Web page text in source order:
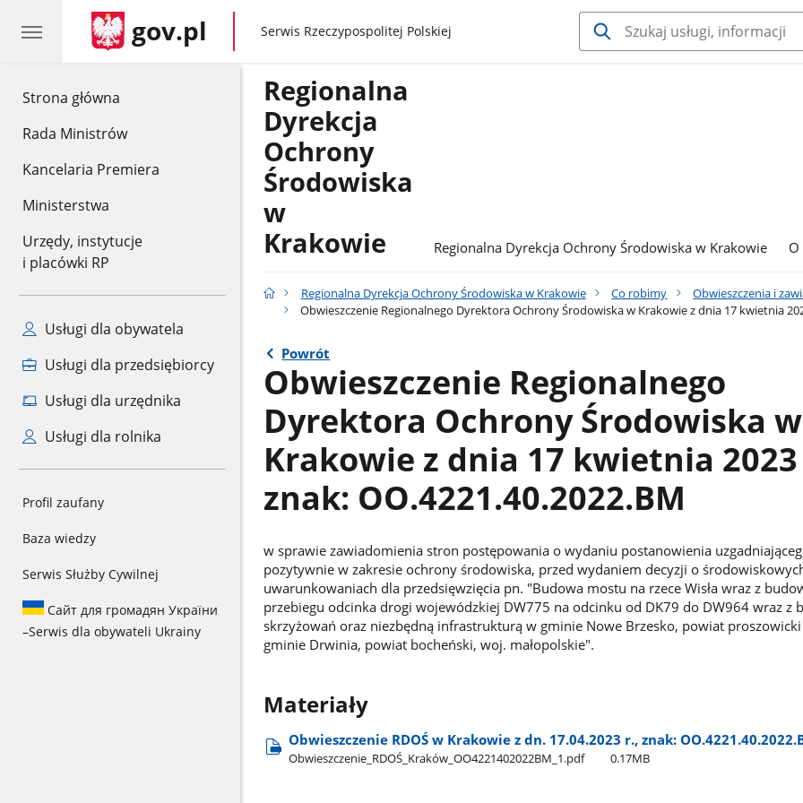
Strona główna
Rada Ministrów
Kancelaria Premiera
Ministerstwa
Urzędy, instytucje
i placówki RP
Usługi dla obywatela
Usługi dla przedsiębiorcy
Usługi dla urzędnika
Usługi dla rolnika
Profil zaufany
Baza wiedzy
Serwis Służby Cywilnej
Сайт для громадян України
–Serwis dla obywateli Ukrainy
gov.pl gov.pl
Serwis Rzeczypospolitej Polskiej
Regionalna
Dyrekcja
Ochrony
Środowiska
w
Krakowie
Regionalna Dyrekcja Ochrony Środowiska w Krakowie O
Regionalna Dyrekcja Ochrony Środowiska w Krakowie Co robimy
Obwieszczenia i
Obwieszczenie Regionalnego Dyrektora Ochrony Środowiska w Krakowie z dnia 17 kwietnia
Powrót
Obwieszczenie Regionalnego
Dyrektora Ochrony Środowiska w
Krakowie z dnia 17 kwietnia
znak: OO.4221.40.2022.BM
w sprawie zawiadomienia stron postępowania o wydaniu postanowienia
pozytywnie w zakresie ochrony środowiska, przed wydaniem decyzji o
uwarunkowaniach dla przedsięwzięcia pn. "Budowa mostu na rzece Wisła wraz z
przebiegu odcinka drogi wojewódzkiej DW775 na odcinku od DK79 do DW964 wraz z
skrzyżowań oraz niezbędną infrastrukturą w gminie Nowe Brzesko, powiat
gminie Drwinia, powiat bocheński, woj. małopolskie".
Materiały
Obwieszczenie RDOŚ w Krakowie z dn. 17.04.2023 r., znak:
Obwieszczenie​_RDOŚ​_Kraków​_OO4221402022BM​_1.pdf 0.17MB